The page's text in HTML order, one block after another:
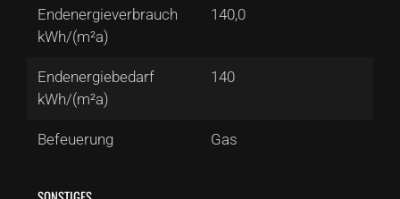
Endenergieverbrauch
kWh/(m²a)
140,0
Endenergiebedarf
kWh/(m²a)
140
Befeuerung Gas